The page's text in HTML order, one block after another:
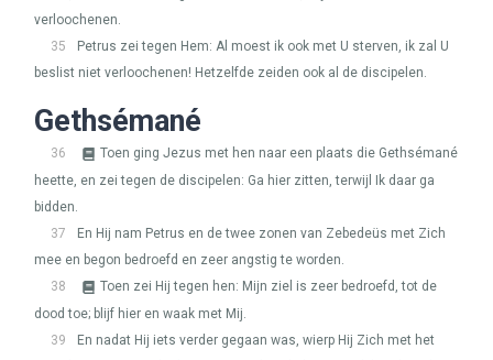
verloochenen.
35
Petrus zei tegen Hem: Al moest ik ook met U sterven, ik zal U
beslist niet verloochenen! Hetzelfde zeiden ook al de discipelen.
Gethsémané
36
Toen ging Jezus met hen naar een plaats die Gethsémané
heette, en zei tegen de discipelen: Ga hier zitten, terwijl Ik daar ga
bidden.
37
En Hij nam Petrus en de twee zonen van Zebedeüs met Zich
mee en begon bedroefd en zeer angstig te worden.
38
Toen zei Hij tegen hen: Mijn ziel is zeer bedroefd, tot de
dood toe; blijf hier en waak met Mij.
39
En nadat Hij iets verder gegaan was, wierp Hij Zich met het